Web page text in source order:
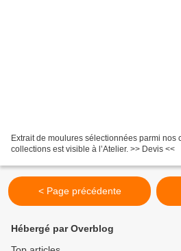
Extrait de moulures sélectionnées parmi nos
collections est visible à l’Atelier. >> Devis <<
< Page précédente
Hébergé par Overblog